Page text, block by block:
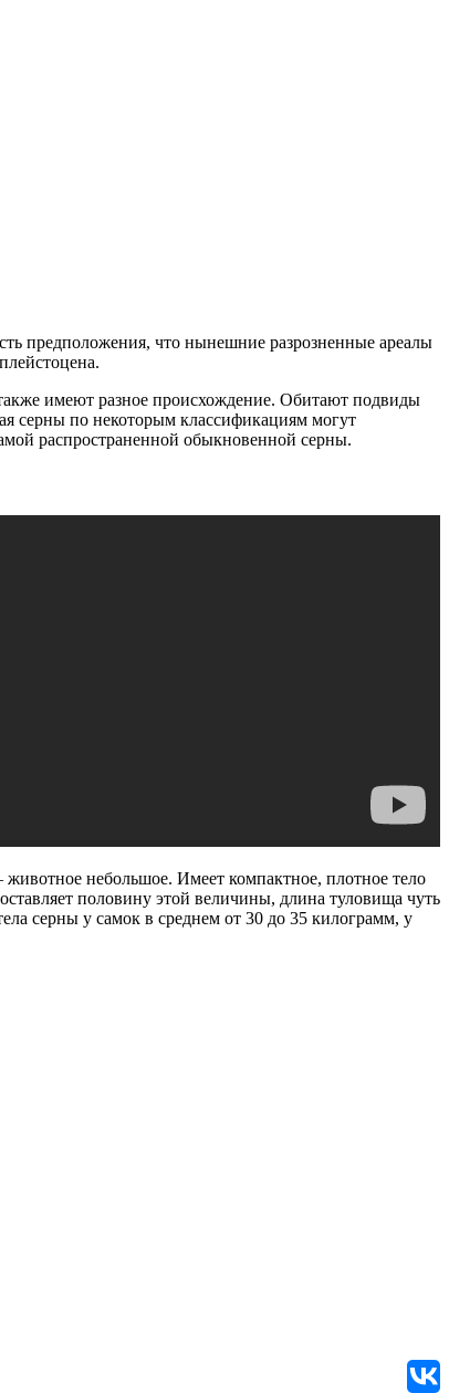
предположения, что нынешние разрозненные ареалы
имеют разное происхождение. Обитают подвиды
серны по некоторым классификациям могут
распространенной обыкновенной серны.
небольшое. Имеет компактное, плотное тело
половину этой величины, длина туловища чуть
серны у самок в среднем от 30 до 35 килограмм, у